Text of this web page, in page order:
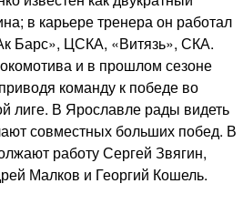
в карьере тренера он работал
Барс», ЦСКА, «Витязь», СКА.
и в прошлом сезоне
команду к победе во
лиге. В Ярославле рады видеть
совместных больших побед. В
работу Сергей Звягин,
Малков и Георгий Кошель.